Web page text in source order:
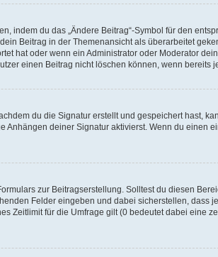
indem du das „Ändere Beitrag“-Symbol für den
Beitrag in der Themenansicht als überarbeitet
hat oder wenn ein Administrator oder Moderator
einen Beitrag nicht löschen können, wenn bereits
du die Signatur erstellt und gespeichert hast,
deiner Signatur aktivierst. Wenn du einen
zur Beitragserstellung. Solltest du diesen
Felder eingeben und dabei sicherstellen, dass
Zeitlimit für die Umfrage gilt (0 bedeutet dabei eine